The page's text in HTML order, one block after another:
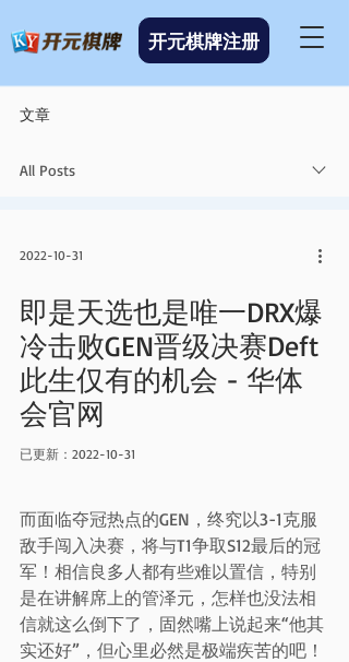
开元棋牌注册
文章
All Posts
2022-10-31
即是天选也是唯一DRX爆
冷击败GEN晋级决赛Deft
此生仅有的机会 - 华体
会官网
已更新： 2022-10-31
而面临夺冠热点的GEN，终究以3-1克服
敌手闯入决赛，将与T1争取S12最后的冠
军！相信良多人都有些难以置信，特别
是在讲解席上的管泽元，怎样也没法相
信就这么倒下了，固然嘴上说起来“他其
实还好”，但心里必然是极端疾苦的吧！